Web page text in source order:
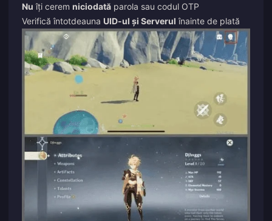
Nu îți cerem niciodată parola sau codul OTP
Verifică întotdeauna UID-ul și Serverul înainte de plată